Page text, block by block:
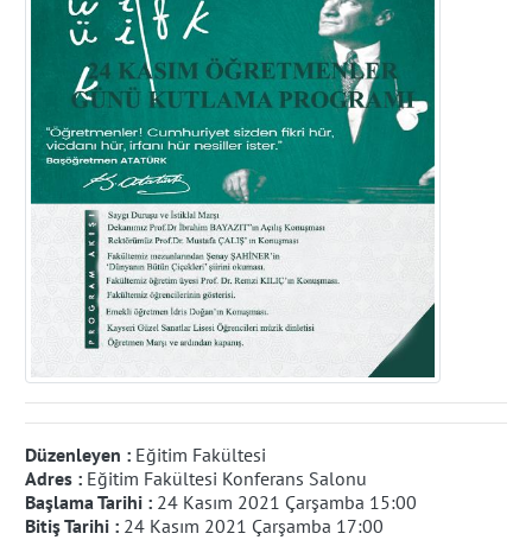
Düzenleyen : Eğitim Fakültesi
Adres : Eğitim Fakültesi Konferans Salonu
Başlama Tarihi : 24 Kasım 2021 Çarşamba 15:00
Bitiş Tarihi : 24 Kasım 2021 Çarşamba 17:00